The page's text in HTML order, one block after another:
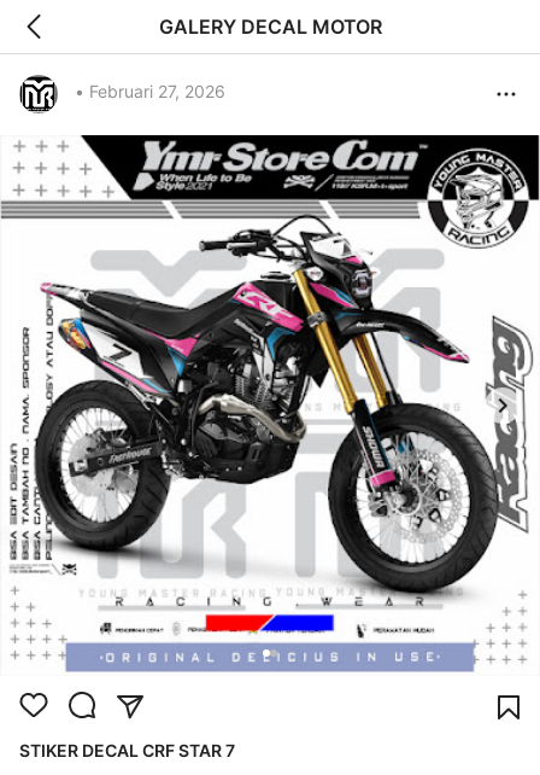
GALERY DECAL MOTOR
• Februari 27, 2026
STIKER DECAL CRF STAR 7